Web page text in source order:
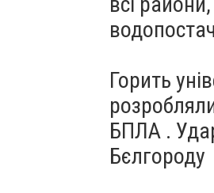
Горить
БПЛА .
Бєлгороду